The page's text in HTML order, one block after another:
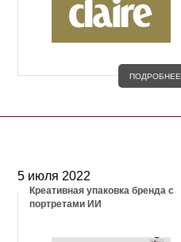
ПОДРОБНЕЕ
5 июля 2022
Креативная упаковка бренда с
портретами ИИ